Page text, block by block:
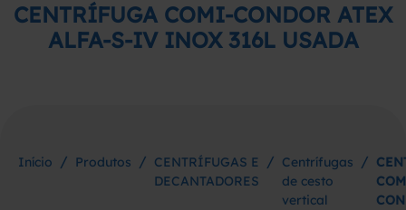
CENTRÍFUGA COMI-CONDOR ATEX
ALFA-S-IV INOX 316L USADA
Início / Produtos / CENTRÍFUGAS E
DECANTADORES
/ Centrífugas
de cesto
vertical
/